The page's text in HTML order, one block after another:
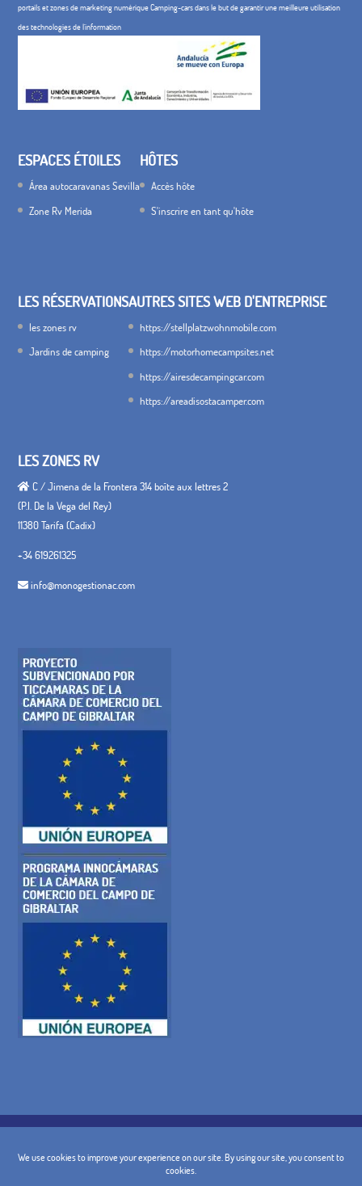
portails et zones de marketing numérique Camping-cars dans le but de garantir une meilleure utilisation
des technologies de l'information
ESPACES ÉTOILES
Área autocaravanas Sevilla
Zone Rv Merida
HÔTES
Accès hôte
S'inscrire en tant qu'hôte
LES RÉSERVATIONS
les zones rv
Jardins de camping
AUTRES SITES WEB D'ENTREPRISE
https://stellplatzwohnmobile.com
https://motorhomecampsites.net
https://airesdecampingcar.com
https://areadisostacamper.com
LES ZONES RV
C / Jimena de la Frontera 314 boîte aux lettres 2
(P.I. De la Vega del Rey)
11380 Tarifa (Cadix)
+34 619261325
info@monogestionac.com
AVIS JURIDIQUE
TERMES ET CONDITIONS GÉNÉRALES
POLITIQUE D'ANNULATION